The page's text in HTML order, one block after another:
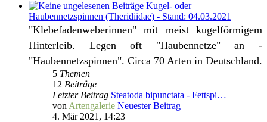
Kugel- oder
Haubennetzspinnen (Theridiidae) - Stand: 04.03.2021
"Klebefadenweberinnen" mit meist kugelförmigem
Hinterleib. Legen oft "Haubennetze" an -
"Haubennetzspinnen". Circa 70 Arten in Deutschland.
5 Themen
12 Beiträge
Letzter Beitrag Steatoda bipunctata - Fettspi…
von Artengalerie Neuester Beitrag
4. Mär 2021, 14:23